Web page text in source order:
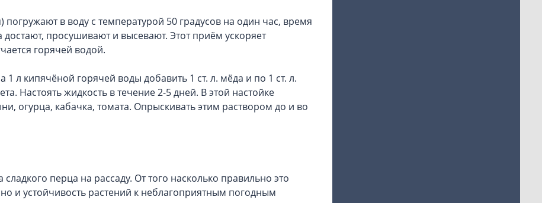
в воду с температурой 50 градусов на один час, время
просушивают и высевают. Этот приём ускоряет
горячей водой.
л кипячёной горячей воды добавить 1 ст. л. мёда и по 1 ст. л.
Настоять жидкость в течение 2-5 дней. В этой настойке
огурца, кабачка, томата. Опрыскивать этим раствором до и во
перца на рассаду. От того насколько правильно это
и устойчивость растений к неблагоприятным погодным